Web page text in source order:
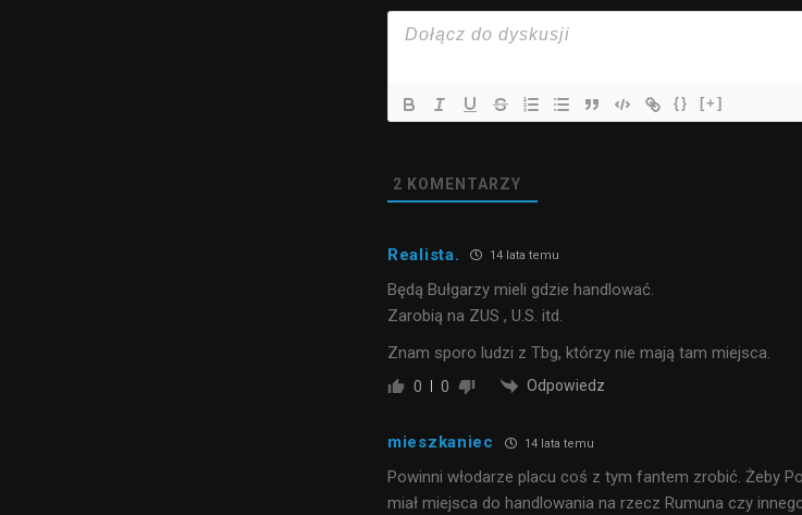
{} [+]
2 KOMENTARZY
Realista. 14 lata temu
Będą Bułgarzy mieli gdzie handlować.
Zarobią na ZUS , U.S. itd.
Znam sporo ludzi z Tbg, którzy nie mają tam miejsca.
0 0 Odpowiedz
mieszkaniec 14 lata temu
Powinni włodarze placu coś z tym fantem zrobić. Żeby
miał miejsca do handlowania na rzecz Rumuna czy